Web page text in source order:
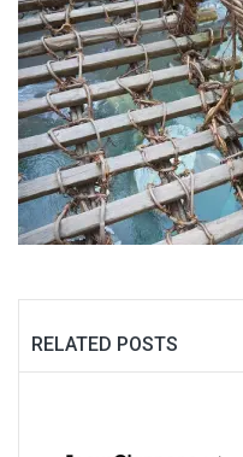
RELATED POSTS